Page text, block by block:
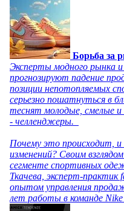
Борьба за
Эксперты модного рынка
прогнозируют падение
позиции непотопляемых
серьезно пошатнуться в
теснят молодые, смелые
- челленджеры.
Почему это происходит,
изменений? Своим
сегменте спортивных
Ткачева, эксперт-
опытом управления
лет работы в команде